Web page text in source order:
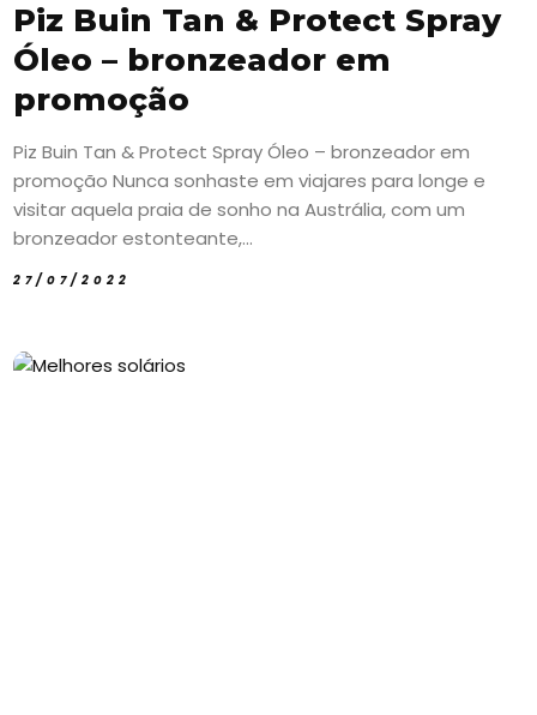
Piz Buin Tan & Protect Spray
Óleo – bronzeador em
promoção
Piz Buin Tan & Protect Spray Óleo – bronzeador em
promoção Nunca sonhaste em viajares para longe e
visitar aquela praia de sonho na Austrália, com um
bronzeador estonteante,...
27/07/2022